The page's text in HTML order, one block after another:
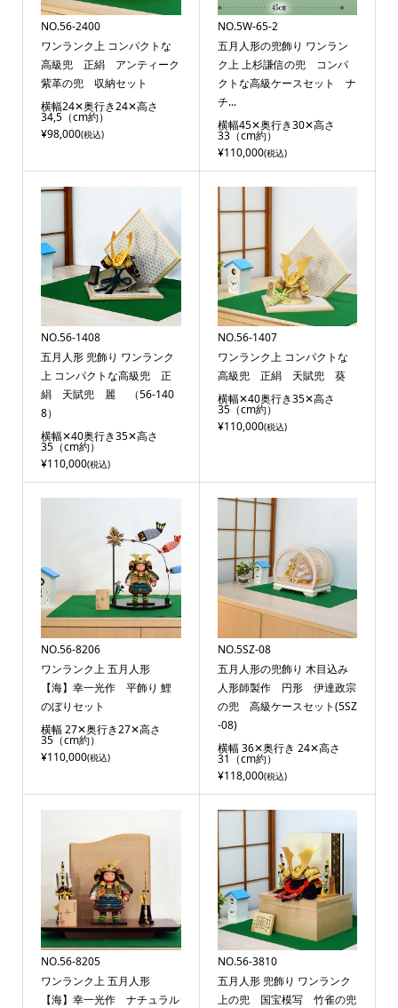
NO.56-2400
ワンランク上 コンパクトな
高級兜 正絹 アンティーク
紫革の兜 収納セット
横幅24✕奥行き24✕高さ
34,5（cm約）
¥98,000(税込)
NO.5W-65-2
五月人形の兜飾り ワンラン
ク上 上杉謙信の兜 コンパ
クトな高級ケースセット ナ
チ...
横幅45✕奥行き30✕高さ
33（cm約）
¥110,000(税込)
NO.56-1408
五月人形 兜飾り ワンランク
上 コンパクトな高級兜 正
絹 天賦兜 麗 （56-140
8）
横幅✕40奥行き35✕高さ
35（cm約）
¥110,000(税込)
NO.56-1407
ワンランク上 コンパクトな
高級兜 正絹 天賦兜 葵
横幅✕40奥行き35✕高さ
35（cm約）
¥110,000(税込)
NO.56-8206
ワンランク上 五月人形
【海】幸一光作 平飾り 鯉
のぼりセット
横幅 27✕奥行き27✕高さ
35（cm約）
¥110,000(税込)
NO.5SZ-08
五月人形の兜飾り 木目込み
人形師製作 円形 伊達政宗
の兜 高級ケースセット(5SZ
-08)
横幅 36✕奥行き 24✕高さ
31（cm約）
¥118,000(税込)
NO.56-8205
ワンランク上 五月人形
【海】幸一光作 ナチュラル
NO.56-3810
五月人形 兜飾り ワンランク
上の兜 国宝模写 竹雀の兜